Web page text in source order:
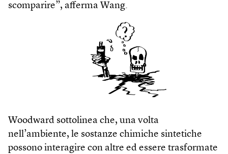
scomparire”, afferma Wang.
Woodward sottolinea che, una volta
nell’ambiente, le sostanze chimiche sintetiche
possono interagire con altre ed essere trasformate